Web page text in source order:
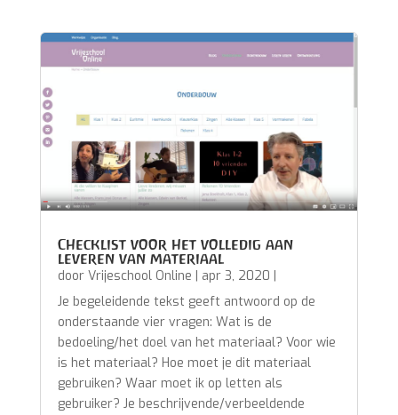
Checklist voor het volledig aan
leveren van materiaal
door Vrijeschool Online | apr 3, 2020 |
Je begeleidende tekst geeft antwoord op de
onderstaande vier vragen: Wat is de
bedoeling/het doel van het materiaal? Voor wie
is het materiaal? Hoe moet je dit materiaal
gebruiken? Waar moet ik op letten als
gebruiker? Je beschrijvende/verbeeldende